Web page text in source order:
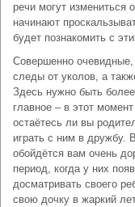
речи могут
начинают
будет познакомить с
Совершенно очевидные,
следы от уколов, а
Здесь нужно быть
главное – в этот
остаётесь ли вы
играть с ним в дружбу.
обойдётся вам очень
период, когда у них
досматривать своего
свою дочку в жаркий